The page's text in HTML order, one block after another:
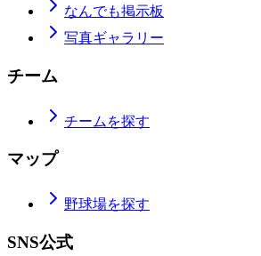
なんでも掲示板
写真ギャラリー
チーム
チームを探す
マップ
野球場を探す
SNS公式